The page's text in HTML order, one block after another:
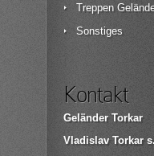
Treppen
Sonstiges
Kontakt
Geländer Torkar
Vladislav Torkar